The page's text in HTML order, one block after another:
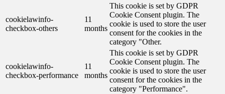
cookielawinfo-
checkbox-others
11
months
This cookie is set by GDPR
Cookie Consent plugin. The
cookie is used to store the user
consent for the cookies in the
category "Other.
cookielawinfo-
checkbox-performance
11
months
This cookie is set by GDPR
Cookie Consent plugin. The
cookie is used to store the user
consent for the cookies in the
category "Performance".